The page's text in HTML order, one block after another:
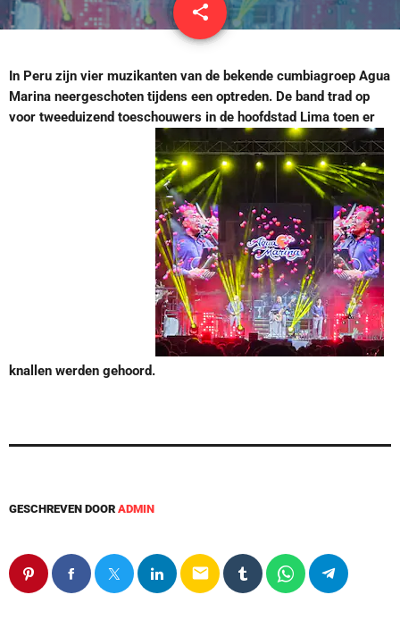
share
email
In Peru zijn vier muzikanten van de bekende cumbiagroep Agua
Marina neergeschoten tijdens een optreden. De band trad op
voor tweeduizend toeschouwers in de hoofdstad Lima toen er
knallen werden gehoord.
GESCHREVEN DOOR ADMIN
email